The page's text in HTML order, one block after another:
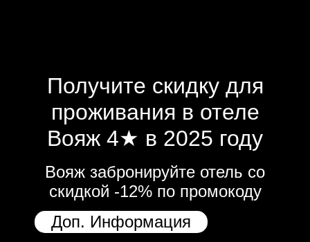
Получите скидку для
проживания в отеле
Вояж 4★ в 2025 году
Вояж забронируйте отель со
скидкой -12% по промокоду
Доп. Информация